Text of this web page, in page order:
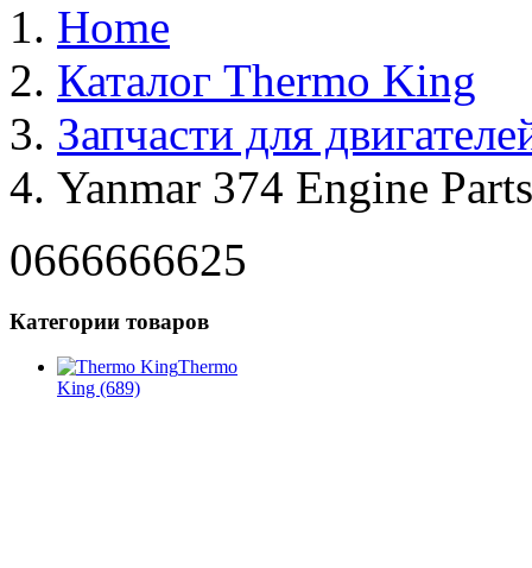
Home
Каталог Thermo King
Запчасти для
Yanmar 374 Engine Parts
0666666625
Категории товаров
Thermo
King (689)